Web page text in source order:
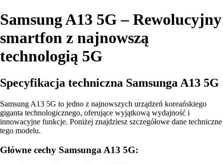
Samsung A13 5G – Rewolucyjny
smartfon z najnowszą
technologią 5G
Specyfikacja techniczna Samsunga A13 5G
Samsung A13 5G to jedno z najnowszych urządzeń koreańskiego
giganta technologicznego, oferujące wyjątkową wydajność i
innowacyjne funkcje. Poniżej znajdziesz szczegółowe dane techniczne
tego modelu.
Główne cechy Samsunga A13 5G: